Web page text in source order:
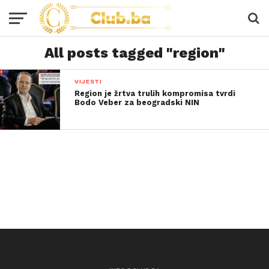
All posts tagged "region"
VIJESTI
Region je žrtva trulih kompromisa tvrdi
Bodo Veber za beogradski NIN